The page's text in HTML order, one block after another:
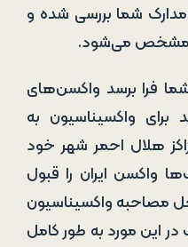
شما بررسی شده و
مشخص می‌شود.
فرا برسد واکسن‌های
برای واکسیناسیون به
هلال احمر شهر خود
واکسن ایران را قبول
مصاحبه واکسیناسیون
در این مورد به طور کامل